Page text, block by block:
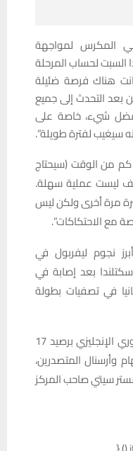
المكرس لمواجهة
السبت لحساب المرحلة
هناك فرصة ضئيلة
بعد التحدث إلى جميع
أفضل شيء، خاصة على
سيغيب لفترة طويلة”.
كم من الوقت (سيحتاج
ليست عملية سهلة.
مرة أخرى ولكن ليس
مع الاحتكاكات”.
نجوم ليفربول في
بعد إصابة في
0-2 أمام إسبانيا في تصفيات بطولة
ويحتل ليفربول المركز الرابع في الدوري الإنجليزي برصيد 17
وأرسنال المتصدرين،
سيتي صاحب المركز